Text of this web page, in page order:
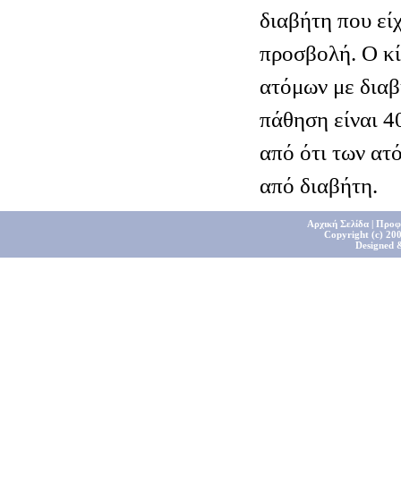
διαβήτη που
προσβολή. Ο
ατόμων με
πάθηση είναι
από ότι των
από διαβήτη.
Αρχική Σελίδα|
Copyright (c)
Designed